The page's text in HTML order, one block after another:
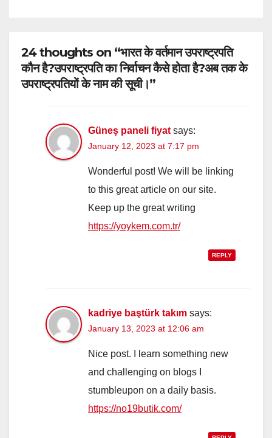
24 thoughts on “भारत के वर्तमान उपराष्ट्रपति
कौन है?उपराष्ट्रपति का निर्वाचन कैसे होता है?अब तक के
उपराष्ट्रपतियों के नाम की सूची।”
Güneş paneli fiyat says:
January 12, 2023 at 7:17 pm
Wonderful post! We will be linking
to this great article on our site.
Keep up the great writing
https://yoykem.com.tr/
REPLY
kadriye baştürk takım says:
January 13, 2023 at 12:06 am
Nice post. I learn something new
and challenging on blogs I
stumbleupon on a daily basis.
https://no19butik.com/